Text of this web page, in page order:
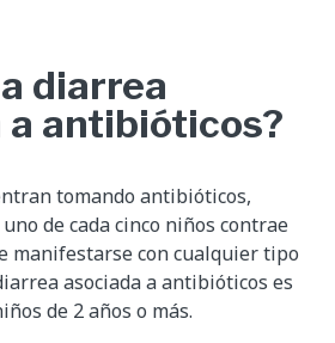
diarrea
a antibióticos?
tomando antibióticos,
de cada cinco niños contrae
manifestarse con cualquier tipo
asociada a antibióticos es
de 2 años o más.